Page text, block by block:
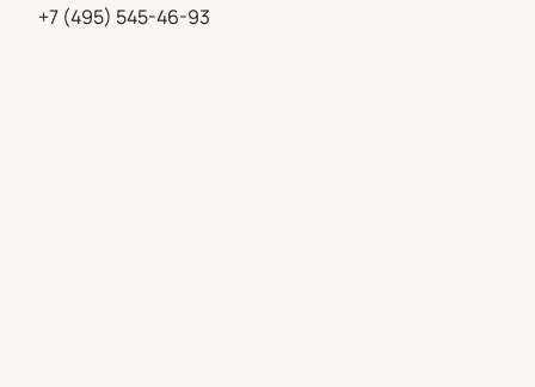
контактному телефону.
+7 (495) 545-46-93